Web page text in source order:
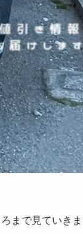
まで見ていきま